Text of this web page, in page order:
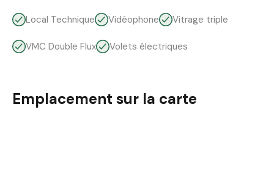
Local Technique Vidéophone Vitrage triple
VMC Double Flux Volets électriques
Emplacement sur la carte